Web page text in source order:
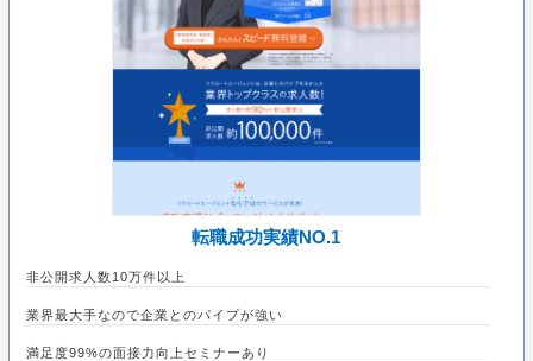
転職成功実績NO.1
非公開求人数10万件以上
業界最大手なので企業とのパイプが強い
満足度99%の面接力向上セミナーあり